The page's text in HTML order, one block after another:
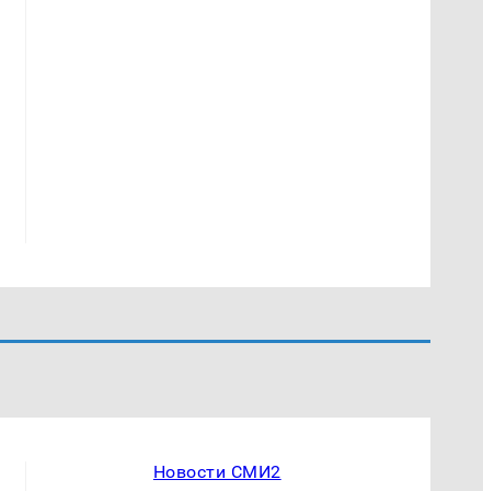
Новости СМИ2